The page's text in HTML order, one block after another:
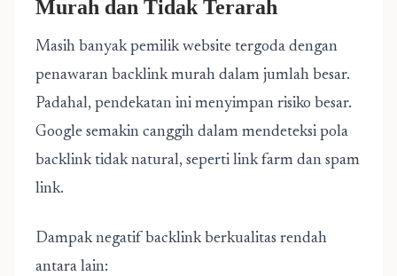
Murah dan Tidak Terarah
Masih banyak pemilik website tergoda dengan
penawaran backlink murah dalam jumlah besar.
Padahal, pendekatan ini menyimpan risiko besar.
Google semakin canggih dalam mendeteksi pola
backlink tidak natural, seperti link farm dan spam
link.
Dampak negatif backlink berkualitas rendah
antara lain: